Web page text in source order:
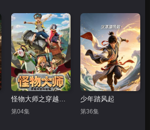
第04集
少年踏风起
第36集